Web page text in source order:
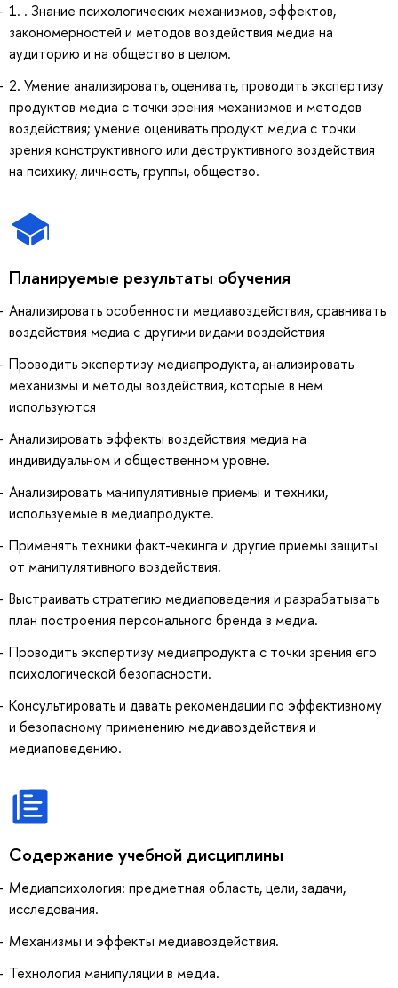
1. . Знание психологических механизмов, эффектов,
закономерностей и методов воздействия медиа на
аудиторию и на общество в целом.
2. Умение анализировать, оценивать, проводить экспертизу
продуктов медиа с точки зрения механизмов и методов
воздействия; умение оценивать продукт медиа с точки
зрения конструктивного или деструктивного воздействия
на психику, личность, группы, общество.
Планируемые результаты обучения
Анализировать особенности медиавоздействия, сравнивать
воздействия медиа с другими видами воздействия
Проводить экспертизу медиапродукта, анализировать
механизмы и методы воздействия, которые в нем
используются
Анализировать эффекты воздействия медиа на
индивидуальном и общественном уровне.
Анализировать манипулятивные приемы и техники,
используемые в медиапродукте.
Применять техники факт-чекинга и другие приемы защиты
от манипулятивного воздействия.
Выстраивать стратегию медиаповедения и разрабатывать
план построения персонального бренда в медиа.
Проводить экспертизу медиапродукта с точки зрения его
психологической безопасности.
Консультировать и давать рекомендации по эффективному
и безопасному применению медиавоздействия и
медиаповедению.
Содержание учебной дисциплины
Медиапсихология: предметная область, цели, задачи,
исследования.
Механизмы и эффекты медиавоздействия.
Технология манипуляции в медиа.